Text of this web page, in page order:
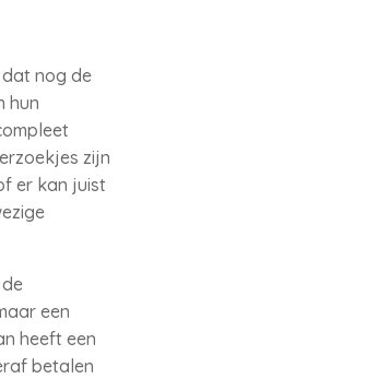
nog de
hun
zijn
er kan juist
een
heeft een
betalen